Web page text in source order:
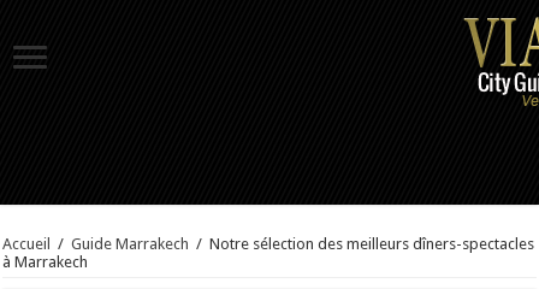
Accueil / Guide Marrakech / Notre sélection des meilleurs dîners-spectacles
à Marrakech